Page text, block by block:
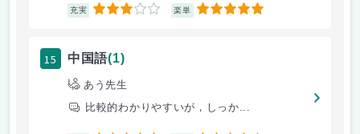
充実 3 楽単 5
15 中国語(1)
あう先生
比較的わかりやすいが，しっか...